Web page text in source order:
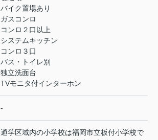
バイク置場あり
ガスコンロ
コンロ２口以上
システムキッチン
コンロ３口
バス・トイレ別
独立洗面台
TVモニタ付インターホン
-
通学区域内の小学校は福岡市立板付小学校で